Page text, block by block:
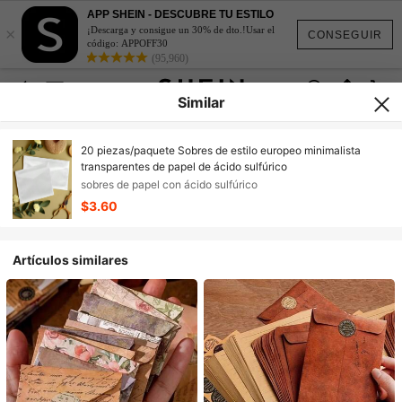
CONSEGUIR
×
APP SHEIN - DESCUBRE TU ESTILO
¡Descarga y consigue un 30% de dto.!Usar el
código: APPOFF30
(95,960)
Similar
20 piezas/paquete Sobres de estilo europeo minimalista
transparentes de papel de ácido sulfúrico
sobres de papel con ácido sulfúrico
$3.60
Artículos similares